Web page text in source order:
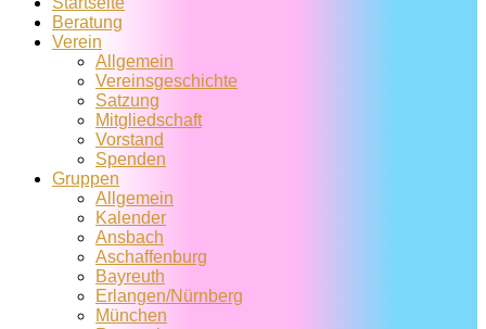
Beratung
Verein
Allgemein
Vereins­geschichte
Satzung
Mitglied­schaft
Vorstand
Spenden
Gruppen
Allgemein
Kalender
Ansbach
Aschaffenburg
Bayreuth
Erlangen/Nürnberg
München